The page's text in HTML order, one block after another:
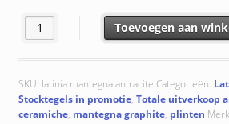
Mantegna Graphite 7x60 cm aantal
Toevoegen aan
SKU: latinia mantegna antracite Categorieën:
Stocktegels in promotie, Totale uitverkoop
ceramiche, mantegna graphite, plinten